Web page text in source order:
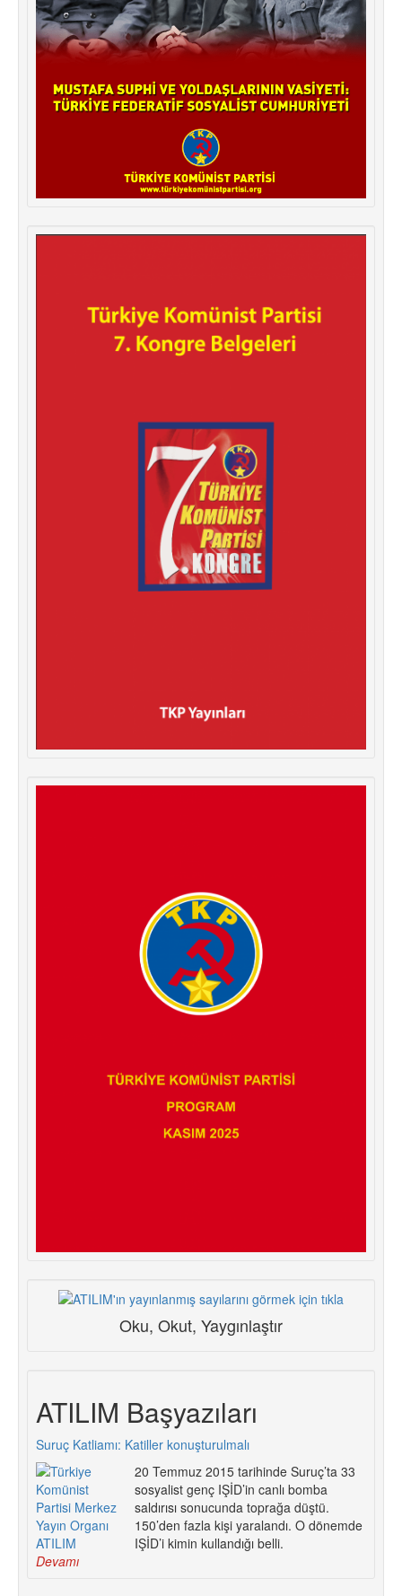
Oku, Okut, Yaygınlaştır
ATILIM Başyazıları
Suruç Katliamı: Katiller konuşturulmalı
20 Temmuz 2015 tarihinde Suruç’ta 33
sosyalist genç IŞİD’in canlı bomba
saldırısı sonucunda toprağa düştü.
150’den fazla kişi yaralandı. O dönemde
IŞİD’i kimin kullandığı belli.
Devamı